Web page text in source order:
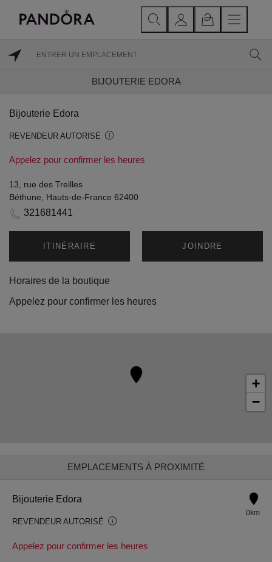
BIJOUTERIE EDORA
Bijouterie Edora
REVENDEUR AUTORISÉ
Appelez pour confirmer les heures
13, rue des Treilles
Béthune, Hauts-de-France 62400
321681441
ITINÉRAIRE JOINDRE
Horaires de la boutique
Appelez pour confirmer les heures
+
−
EMPLACEMENTS À PROXIMITÉ
Bijouterie Edora
REVENDEUR AUTORISÉ
Appelez pour confirmer les heures
0km